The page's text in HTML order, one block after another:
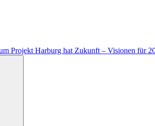
Projekt Harburg hat Zukunft – Visionen für